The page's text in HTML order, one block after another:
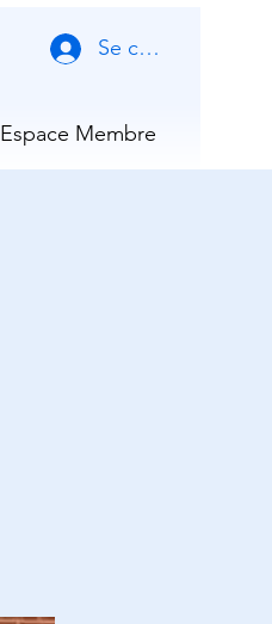
Se connecter
Espace Membre